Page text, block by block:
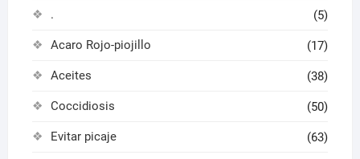
. (5)
Acaro Rojo-piojillo (17)
Aceites (38)
Coccidiosis (50)
Evitar picaje (63)